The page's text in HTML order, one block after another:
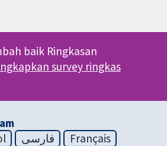
baik Ringkasan
survey ringkas
فارسی
Français